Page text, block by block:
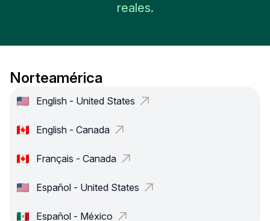
reales.
Norteamérica
English - United States
English - Canada
Français - Canada
Español - United States
Español - México